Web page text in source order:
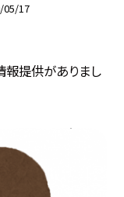
05/17
提供がありまし